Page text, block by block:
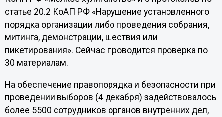
статье 20.2 КоАП РФ «Нарушение установленного
порядка организации либо проведения собрания,
митинга, демонстрации, шествия или
пикетирования». Сейчас проводится проверка по
30 материалам.
На обеспечение правопорядка и безопасности при
проведении выборов (4 декабря) задействовалось
более 5500 сотрудников органов внутренних дел,